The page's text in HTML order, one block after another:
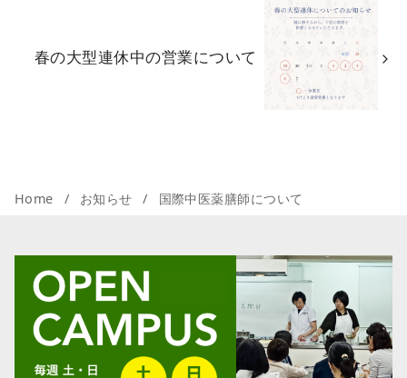
春の大型連休中の営業について
Home お知らせ 国際中医薬膳師について